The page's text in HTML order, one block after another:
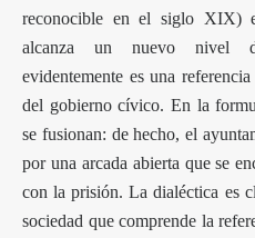
reconocible en el siglo XIX)
alcanza un nuevo nivel
evidentemente es una
del gobierno cívico. En la
se fusionan: de hecho, el
por una arcada abierta que se
con la prisión. La dialéctica es
sociedad que comprende la